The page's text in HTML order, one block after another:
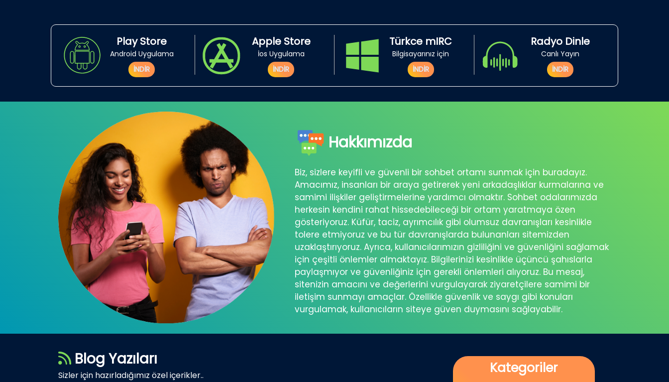
Play Store
Android Uygulama
İNDİR
Apple Store
İos Uygulama
İNDİR
Türkce mIRC
Bilgisayarınız için
İNDİR
Radyo Dinle
Canlı Yayın
İNDİR
Hakkımızda
Biz, sizlere keyifli ve güvenli bir sohbet ortamı sunmak için buradayız.
Amacımız, insanları bir araya getirerek yeni arkadaşlıklar kurmalarına ve
samimi ilişkiler geliştirmelerine yardımcı olmaktır. Sohbet odalarımızda
herkesin kendini rahat hissedebileceği bir ortam yaratmaya özen
gösteriyoruz. Küfür, taciz, ayrımcılık gibi olumsuz davranışları kesinlikle
tolere etmiyoruz ve bu tür davranışlarda bulunanları sitemizden
uzaklaştırıyoruz. Ayrıca, kullanıcılarımızın gizliliğini ve güvenliğini sağlamak
için çeşitli önlemler almaktayız. Bilgilerinizi kesinlikle üçüncü şahıslarla
paylaşmıyor ve güvenliğiniz için gerekli önlemleri alıyoruz. Bu mesaj,
sitenizin amacını ve değerlerini vurgulayarak ziyaretçilere samimi bir
iletişim sunmayı amaçlar. Özellikle güvenlik ve saygı gibi konuları
vurgulamak, kullanıcıların siteye güven duymasını sağlayabilir.
Blog Yazıları
Sizler için hazırladığımız özel içerikler.. Kategoriler